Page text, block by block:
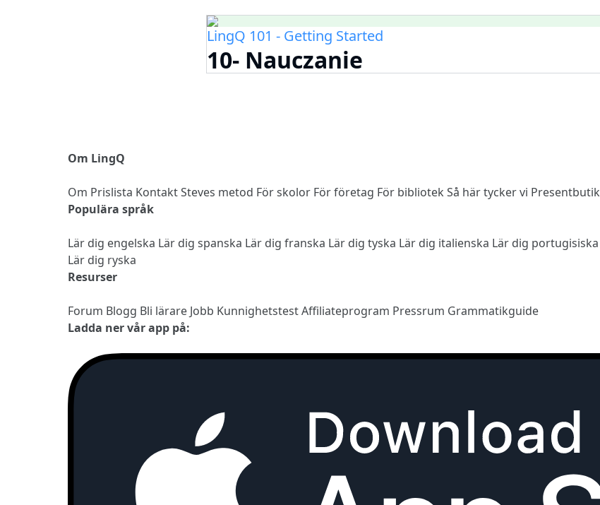
LingQ 101 - Getting Started
10- Nauczanie
Om LingQ
Om Prislista KontaktSteves metod För skolor För företag För bibliotek Så här tycker vi Presentbutik
Populära språk
Lär dig engelska Lär dig spanska Lär dig franska Lär dig tyska Lär dig italienska Lär dig portugisiska
Lär dig ryska
Resurser
Forum Blogg Bli lärare Jobb KunnighetstestAffiliateprogram Pressrum Grammatikguide
Ladda ner vår app på: